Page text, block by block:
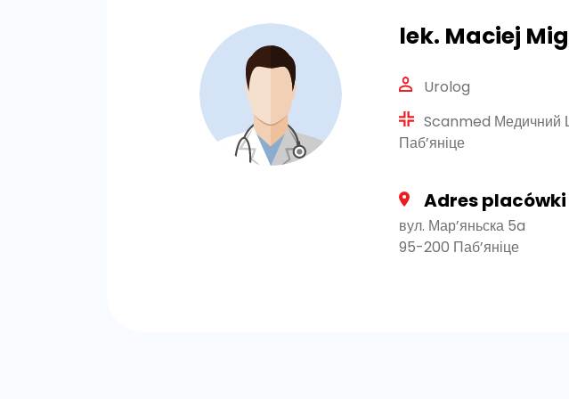
lek. Maciej
Urolog
Scanmed Медичний
Паб’яніце
Adres placówki
вул. Мар’яньска 5a
95-200 Паб’яніце